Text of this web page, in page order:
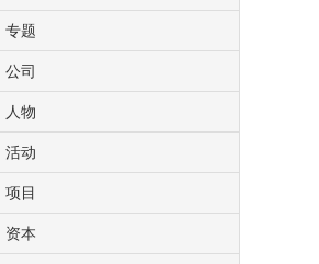
专题
公司
人物
活动
项目
资本